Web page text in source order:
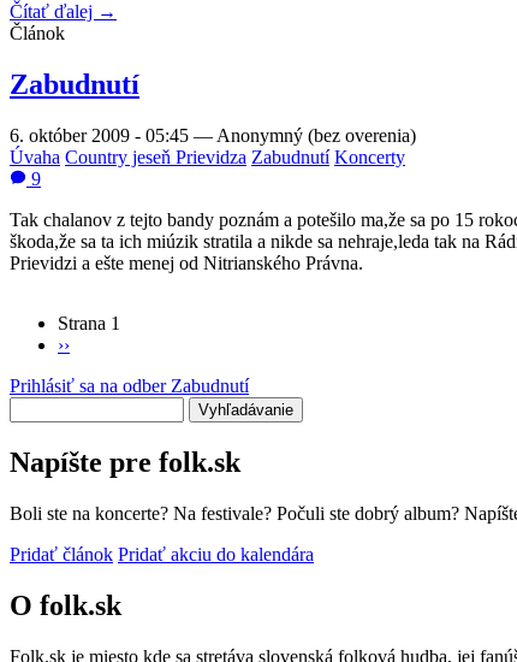
Čítať ďalej →
Článok
Zabudnutí
6. október 2009 - 05:45 — Anonymný (bez overenia)
Úvaha Country jeseň Prievidza Zabudnutí Koncerty
9
Tak chalanov z tejto bandy poznám a potešilo ma,že sa po 15
škoda,že sa ta ich miúzik stratila a nikde sa nehraje,leda tak na
Prievidzi a ešte menej od Nitrianského Právna.
Stránkovanie
Strana 1
Ďalšia
››
Prihlásiť sa na odber Zabudnutí
Napíšte pre folk.sk
Boli ste na koncerte? Na festivale? Počuli ste dobrý album?
Pridať článok Pridať akciu do kalendára
O folk.sk
Folk.sk je miesto kde sa stretáva slovenská folková hudba, jej